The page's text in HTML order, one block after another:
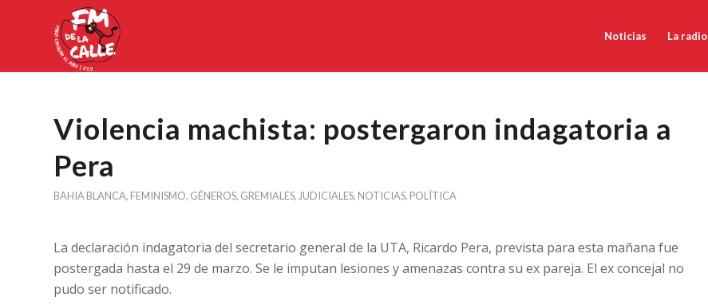
Noticias La radio
Violencia machista: postergaron indagatoria a
Pera
BAHIA BLANCA, FEMINISMO, GÉNEROS, GREMIALES, JUDICIALES, NOTICIAS, POLÍTICA
La declaración indagatoria del secretario general de la UTA, Ricardo Pera, prevista para esta mañana fue
postergada hasta el 29 de marzo. Se le imputan lesiones y amenazas contra su ex pareja. El ex concejal no
pudo ser notificado.